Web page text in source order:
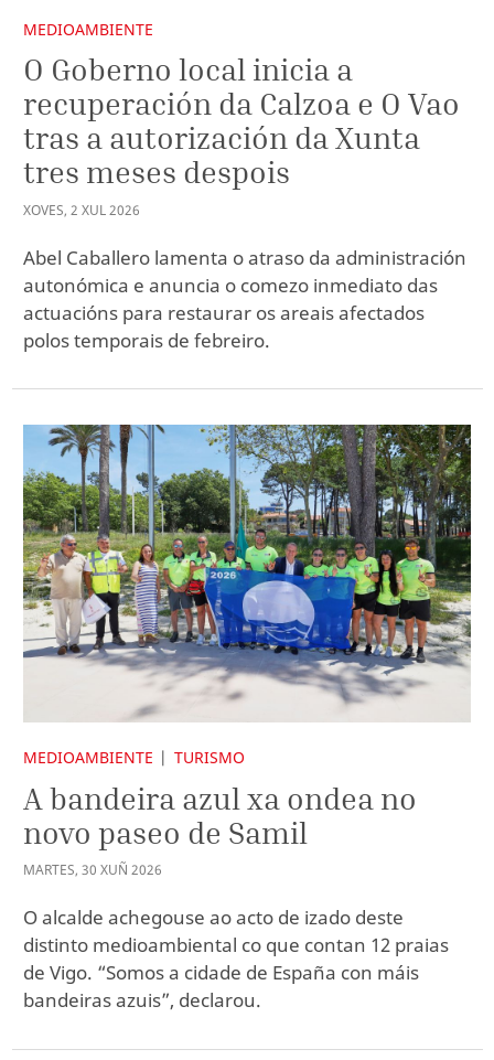
MEDIOAMBIENTE
O Goberno local inicia a
recuperación da Calzoa e O Vao
tras a autorización da Xunta
tres meses despois
XOVES, 2 XUL2026
Abel Caballero lamenta o atraso da administración
autonómica e anuncia o comezo inmediato das
actuacións para restaurar os areais afectados
polos temporais de febreiro.
MEDIOAMBIENTE TURISMO
A bandeira azul xa ondea no
novo paseo de Samil
MARTES, 30 XUÑ 2026
O alcalde achegouse ao acto de izado deste
distinto medioambiental co que contan 12 praias
de Vigo. “Somos a cidade de España con máis
bandeiras azuis”, declarou.